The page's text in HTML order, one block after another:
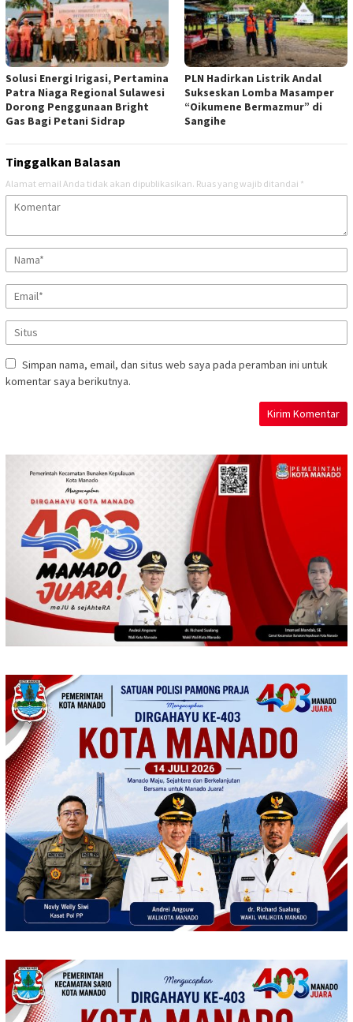
Solusi Energi Irigasi, Pertamina
Patra Niaga Regional Sulawesi
Dorong Penggunaan Bright
Gas Bagi Petani Sidrap
PLN Hadirkan Listrik Andal
Sukseskan Lomba Masamper
“Oikumene Bermazmur” di
Sangihe
Tinggalkan Balasan
Alamat email Anda tidak akan dipublikasikan. Ruas yang wajib ditandai *
Simpan nama, email, dan situs web saya pada peramban ini untuk
komentar saya berikutnya.